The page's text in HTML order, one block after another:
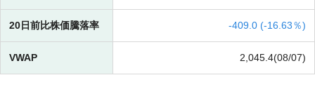
20日前比株価騰落率 -409.0 (-16.63％)
VWAP 2,045.4(08/07)